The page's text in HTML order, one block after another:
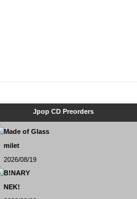
Jpop CD Preorders
Made of Glass
milet
2026/08/19
B!NARY
NEK!